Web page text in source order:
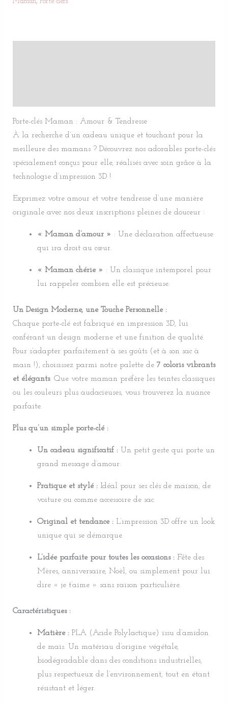
Porte-clés Maman : Amour & Tendresse
À la recherche d’un cadeau unique et touchant pour la
meilleure des mamans ? Découvrez nos adorables porte-clés
spécialement conçus pour elle, réalisés avec soin grâce à la
technologie d’impression 3D !
Exprimez votre amour et votre tendresse d’une manière
originale avec nos deux inscriptions pleines de douceur :
« Maman d’amour » : Une déclaration affectueuse
qui ira droit au cœur.
« Maman chérie » : Un classique intemporel pour
lui rappeler combien elle est précieuse.
Un Design Moderne, une Touche Personnelle :
Chaque porte-clé est fabriqué en impression 3D, lui
conférant un design moderne et une finition de qualité.
Pour s’adapter parfaitement à ses goûts (et à son sac à
main !), choisissez parmi notre palette de 7 coloris vibrants
et élégants. Que votre maman préfère les teintes classiques
ou les couleurs plus audacieuses, vous trouverez la nuance
parfaite.
Plus qu’un simple porte-clé :
Un cadeau significatif :Un petit geste qui porte un
grand message d’amour.
Pratique et stylé :Idéal pour ses clés de maison, de
voiture ou comme accessoire de sac.
Original et tendance :L’impression 3D offre un look
unique qui se démarque.
L’idée parfaite pour toutes les occasions :Fête des
Mères, anniversaire, Noël, ou simplement pour lui
dire « je t’aime » sans raison particulière.
Caractéristiques :
Matière :PLA (Acide Polylactique) issu d’amidon
de maïs. Un matériau d’origine végétale,
biodégradable dans des conditions industrielles,
plus respectueux de l’environnement, tout en étant
résistant et léger.